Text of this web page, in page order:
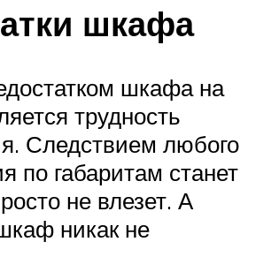
шкафа
шкафа на
трудность
Следствием любого
по габаритам станет
не влезет. А
никак не